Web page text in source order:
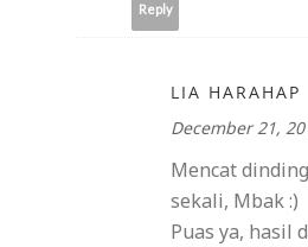
Reply
LIA HARAHAP
December 21,
Mencat
sekali, Mbak :)
Puas ya, hasil